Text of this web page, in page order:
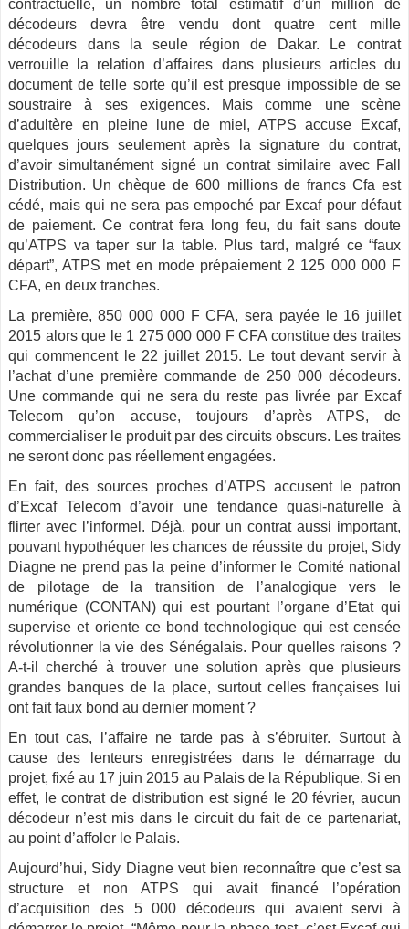
contractuelle, un nombre total estimatif d’un million de
décodeurs devra être vendu dont quatre cent mille
décodeurs dans la seule région de Dakar. Le contrat
verrouille la relation d’affaires dans plusieurs articles du
document de telle sorte qu’il est presque impossible de se
soustraire à ses exigences. Mais comme une scène
d’adultère en pleine lune de miel, ATPS accuse Excaf,
quelques jours seulement après la signature du contrat,
d’avoir simultanément signé un contrat similaire avec Fall
Distribution. Un chèque de 600 millions de francs Cfa est
cédé, mais qui ne sera pas empoché par Excaf pour défaut
de paiement. Ce contrat fera long feu, du fait sans doute
qu’ATPS va taper sur la table. Plus tard, malgré ce “faux
départ”, ATPS met en mode prépaiement 2 125 000 000 F
CFA, en deux tranches.
La première, 850 000 000 F CFA, sera payée le 16 juillet
2015 alors que le 1 275 000 000 F CFA constitue des traites
qui commencent le 22 juillet 2015. Le tout devant servir à
l’achat d’une première commande de 250 000 décodeurs.
Une commande qui ne sera du reste pas livrée par Excaf
Telecom qu’on accuse, toujours d’après ATPS, de
commercialiser le produit par des circuits obscurs. Les traites
ne seront donc pas réellement engagées.
En fait, des sources proches d’ATPS accusent le patron
d’Excaf Telecom d’avoir une tendance quasi-naturelle à
flirter avec l’informel. Déjà, pour un contrat aussi important,
pouvant hypothéquer les chances de réussite du projet, Sidy
Diagne ne prend pas la peine d’informer le Comité national
de pilotage de la transition de l’analogique vers le
numérique (CONTAN) qui est pourtant l’organe d’Etat qui
supervise et oriente ce bond technologique qui est censée
révolutionner la vie des Sénégalais. Pour quelles raisons ?
A-t-il cherché à trouver une solution après que plusieurs
grandes banques de la place, surtout celles françaises lui
ont fait faux bond au dernier moment ?
En tout cas, l’affaire ne tarde pas à s’ébruiter. Surtout à
cause des lenteurs enregistrées dans le démarrage du
projet, fixé au 17 juin 2015 au Palais de la République. Si en
effet, le contrat de distribution est signé le 20 février, aucun
décodeur n’est mis dans le circuit du fait de ce partenariat,
au point d’affoler le Palais.
Aujourd’hui, Sidy Diagne veut bien reconnaître que c’est sa
structure et non ATPS qui avait financé l’opération
d’acquisition des 5 000 décodeurs qui avaient servi à